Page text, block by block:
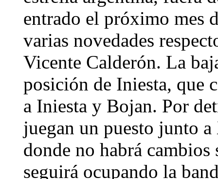
entrado el próximo mes
varias novedades
Vicente Calderón. La
posición de Iniesta, que
a Iniesta y Bojan. Por
juegan un puesto junto
donde no habrá
seguirá ocupando la